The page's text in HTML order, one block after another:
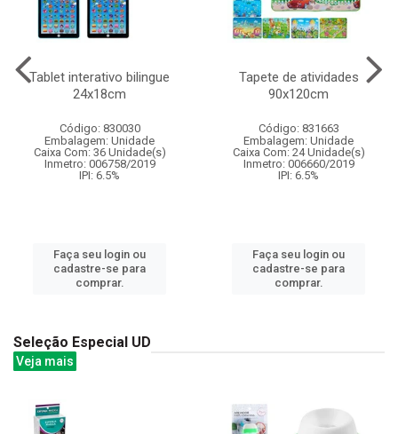
Tablet interativo bilingue
24x18cm
Código: 830030
Embalagem: Unidade
Caixa Com: 36 Unidade(s)
Inmetro: 006758/2019
IPI: 6.5%
Faça seu login ou
cadastre-se para
comprar.
Tapete de atividades
90x120cm
Código: 831663
Embalagem: Unidade
Caixa Com: 24 Unidade(s)
Inmetro: 006660/2019
IPI: 6.5%
Faça seu login ou
cadastre-se para
comprar.
Seleção Especial UD
Veja mais